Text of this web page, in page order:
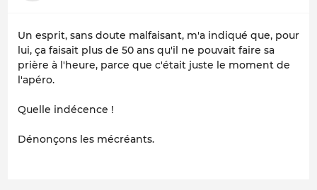
Un esprit, sans doute malfaisant, m'a indiqué que, pour
lui, ça faisait plus de 50 ans qu'il ne pouvait faire sa
prière à l'heure, parce que c'était juste le moment de
l'apéro.
Quelle indécence !
Dénonçons les mécréants.